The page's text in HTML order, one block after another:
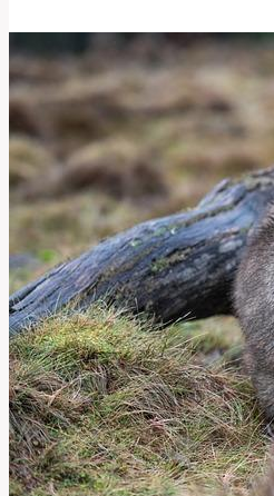
operace
tlustého
střeva:
Časový
přehled